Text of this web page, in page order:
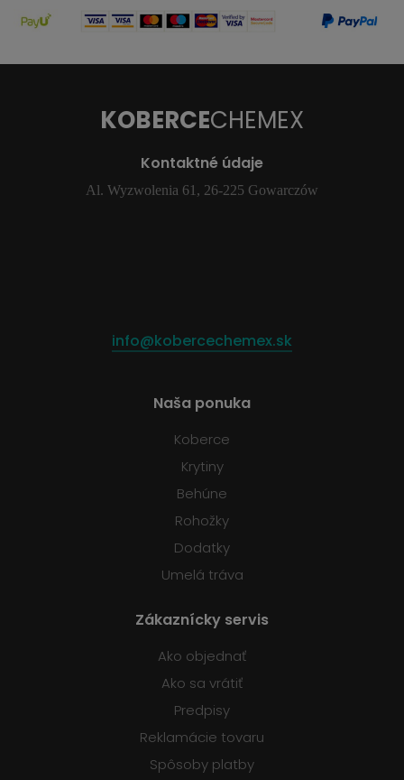
KOBERCECHEMEX
Kontaktné údaje
Al. Wyzwolenia 61, 26-225 Gowarczów
info@kobercechemex.sk
Naša ponuka
Koberce
Krytiny
Behúne
Rohožky
Dodatky
Umelá tráva
Zákaznícky servis
Ako objednať
Ako sa vrátiť
Predpisy
Reklamácie tovaru
Spôsoby platby